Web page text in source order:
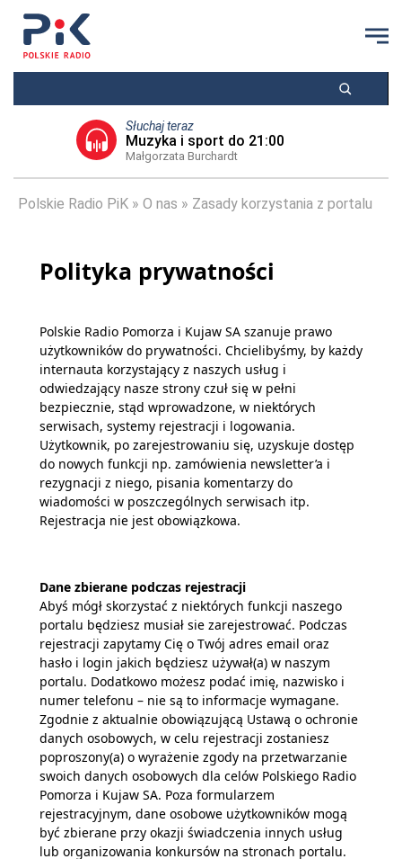
Słuchaj teraz
Muzyka i sport do 21:00
Małgorzata Burchardt
Polskie Radio PiK O nas Zasady korzystania z portalu
Polityka prywatności
Polskie Radio Pomorza i Kujaw SA szanuje prawo
użytkowników do prywatności. Chcielibyśmy, by każdy
internauta korzystający z naszych usług i
odwiedzający nasze strony czuł się w pełni
bezpiecznie, stąd wprowadzone, w niektórych
serwisach, systemy rejestracji i logowania.
Użytkownik, po zarejestrowaniu się, uzyskuje dostęp
do nowych funkcji np. zamówienia newsletter’a i
rezygnacji z niego, pisania komentarzy do
wiadomości w poszczególnych serwisach itp.
Rejestracja nie jest obowiązkowa.
Dane zbierane podczas rejestracji
Abyś mógł skorzystać z niektórych funkcji naszego
portalu będziesz musiał sie zarejestrować. Podczas
rejestracji zapytamy Cię o Twój adres email oraz
hasło i login jakich będziesz używał(a) w naszym
portalu. Dodatkowo możesz podać imię, nazwisko i
numer telefonu – nie są to informacje wymagane.
Zgodnie z aktualnie obowiązującą Ustawą o ochronie
danych osobowych, w celu rejestracji zostaniesz
poproszony(a) o wyrażenie zgody na przetwarzanie
swoich danych osobowych dla celów Polskiego Radio
Pomorza i Kujaw SA. Poza formularzem
rejestracyjnym, dane osobowe użytkowników mogą
być zbierane przy okazji świadczenia innych usług
lub organizowania konkursów na stronach portalu.